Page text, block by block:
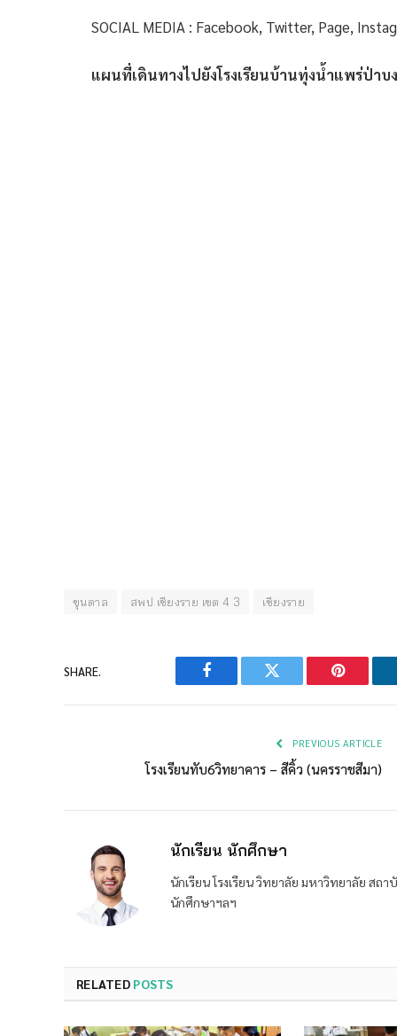
SOCIAL MEDIA : Facebook, Twitter, Page,
แผนที่เดินทางไปยังโรงเรียนบ้านทุ่งน้ำแพร่ป่าบง
ขุนตาล สพป.เชียงราย เขต 4 3 เชียงราย
SHARE.
Facebook Twitter Pinterest
PREVIOUS ARTICLE
โรงเรียนทับ6วิทยาคาร – สีคิ้ว (นครราชสีมา)
นักเรียน นักศึกษา
นักเรียน โรงเรียน วิทยาลัย มหาวิทยาลัย ส
นักศึกษาฯลฯ
RELATED POSTS